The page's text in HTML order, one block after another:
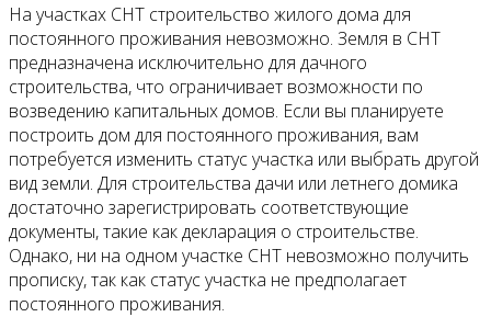
На участках СНТ строительство жилого дома для
постоянного проживания невозможно. Земля в СНТ
предназначена исключительно для дачного
строительства, что ограничивает возможности по
возведению капитальных домов. Если вы планируете
построить дом для постоянного проживания, вам
потребуется изменить статус участка или выбрать другой
вид земли. Для строительства дачи или летнего домика
достаточно зарегистрировать соответствующие
документы, такие как декларация о строительстве.
Однако, ни на одном участке СНТ невозможно получить
прописку, так как статус участка не предполагает
постоянного проживания.